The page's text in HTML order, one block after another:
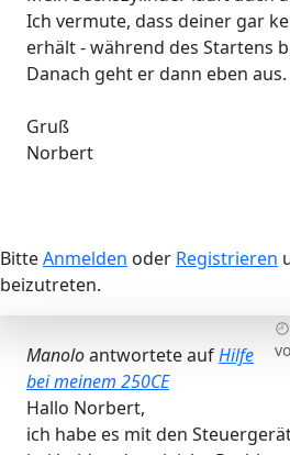
Ich vermute, dass deiner gar
erhält - während des Startens
Danach geht er dann eben aus.
Gruß
Norbert
BitteAnmelden oder Registrieren
beizutreten.
Manoloantwortete aufHilfe
bei meinem 250CE
Hallo Norbert,
ich habe es mit den